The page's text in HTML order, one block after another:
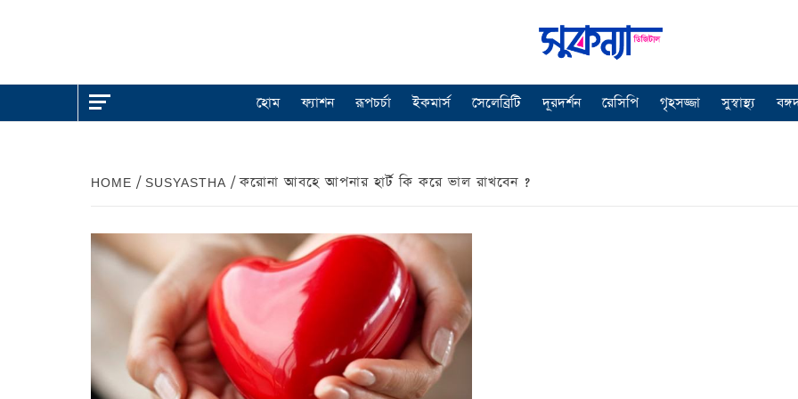
হোম ফ্যাশন রূপচর্চা ইকমার্স সেলেব্রিটি দূরদর্শন রেসিপি গৃহসজ্জা সুস্বাস্থ্য
HOME SUSYASTHA করোনা আবহে আপনার হার্ট কি করে ভাল রাখবেন ?